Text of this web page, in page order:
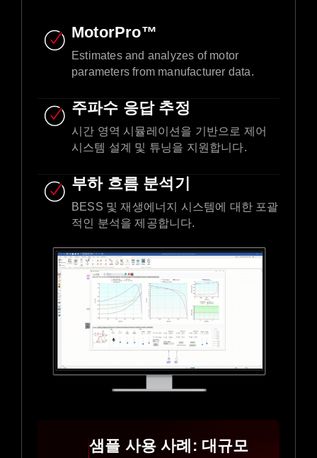
샘플 사용 사례: 대규모
MotorPro™
Estimates and analyzes of motor
parameters from manufacturer data.​
주파수 응답 추정
시간 영역 시뮬레이션을 기반으로 제어
시스템 설계 및 튜닝을 지원합니다.
부하 흐름 분석기
BESS 및 재생에너지 시스템에 대한 포괄
적인 분석을 제공합니다.